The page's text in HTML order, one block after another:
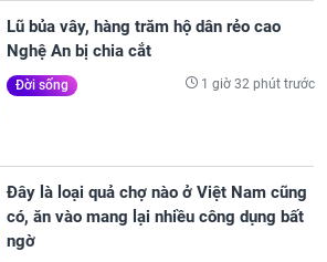
Lũ bủa vây, hàng trăm hộ dân rẻo cao
Nghệ An bị chia cắt
Đời sống 1 giờ 32 phút trước
Đây là loại quả chợ nào ở Việt Nam cũng
có, ăn vào mang lại nhiều công dụng bất
ngờ